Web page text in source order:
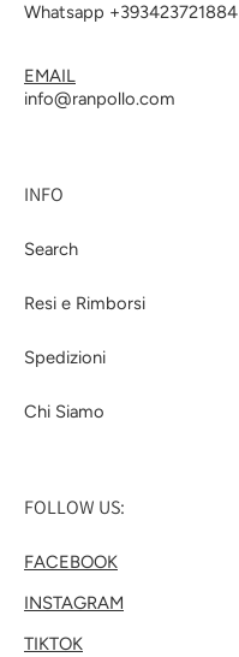
Whatsapp +393423721884
EMAIL
info@ranpollo.com
INFO
Search
Resi e Rimborsi
Spedizioni
Chi Siamo
FOLLOW US:
FACEBOOK
INSTAGRAM
TIKTOK